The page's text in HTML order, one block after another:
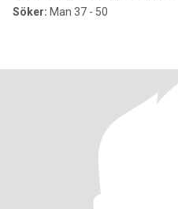
Söker: Man 37 - 50